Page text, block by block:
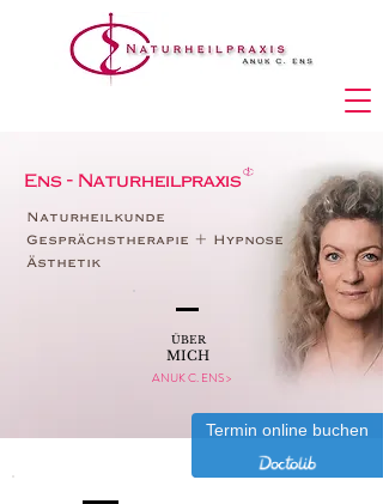
Termin online buchen
Ens - Naturheilpraxis
Naturheilkunde
Gesprächstherapie + Hypnose
Ästhetik
ÜBER
MICH
ANUK C. ENS >